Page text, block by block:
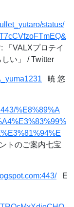
status/
「VALXプロテイ
い」 / Twitter
暁 悠
%E8%89%A
トのご案内七宝
E